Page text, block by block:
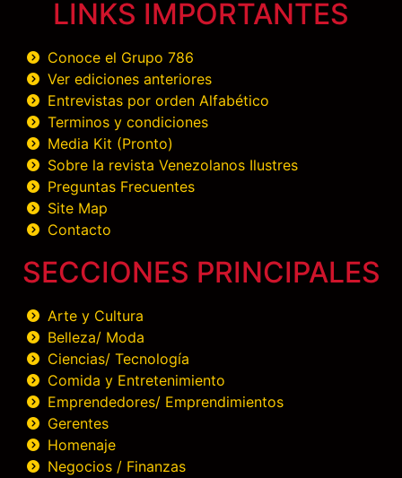
LINKS IMPORTANTES
Conoce el Grupo 786
Ver ediciones anteriores
Entrevistas por orden Alfabético
Terminos y condiciones
Media Kit (Pronto)
Sobre la revista Venezolanos Ilustres
Preguntas Frecuentes
Site Map
Contacto
SECCIONES PRINCIPALES
Arte y Cultura
Belleza/ Moda
Ciencias/ Tecnología
Comida y Entretenimiento
Emprendedores/ Emprendimientos
Gerentes
Homenaje
Negocios / Finanzas